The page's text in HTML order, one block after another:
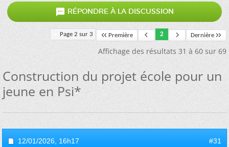
 RÉPONDRE À LA DISCUSSION
Page 2 sur 3 Première 2 Dernière
Affichage des résultats 31 à 60 sur 69
Construction du projet école pour un
jeune en Psi*
12/01/2026, 16h17 #31